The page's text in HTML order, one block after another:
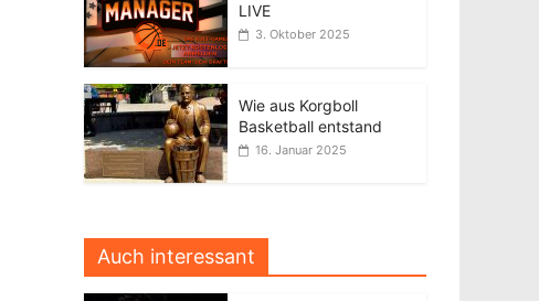
LIVE
3. Oktober 2025
Wie aus Korgboll
Basketball entstand
16. Januar 2025
Auch interessant